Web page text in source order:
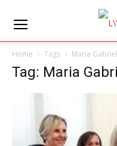
Home Tags Maria
Tag: Maria